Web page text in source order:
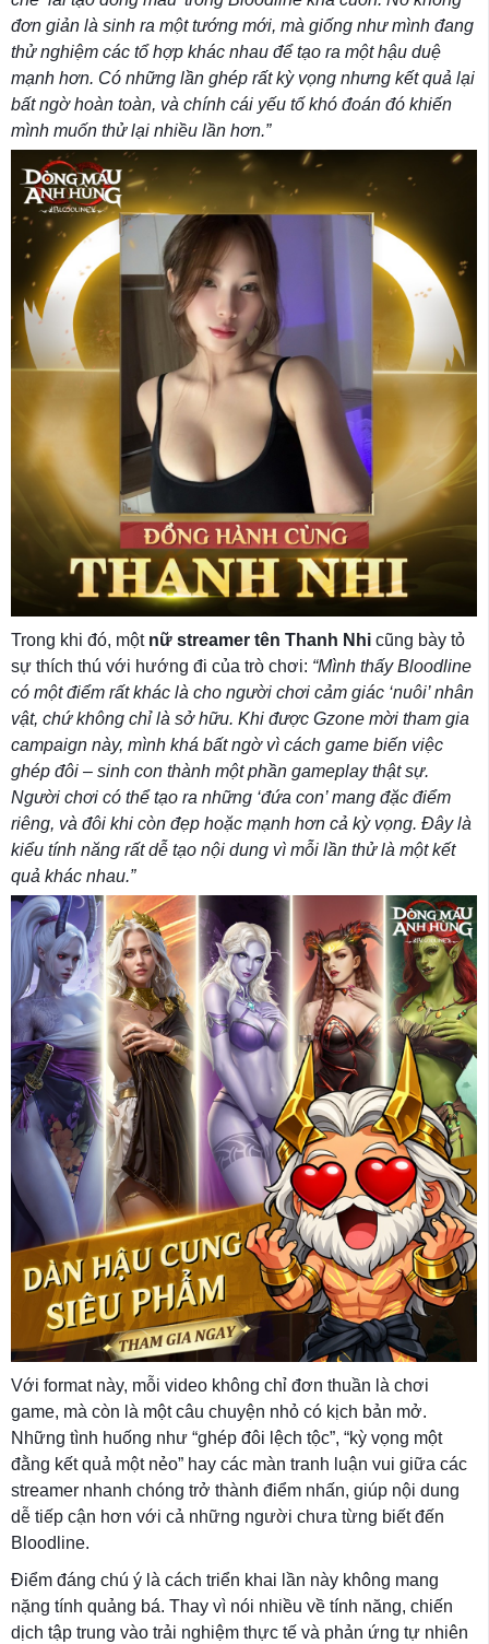
đơn giản là sinh ra một tướng mới, mà giống như mình đang
thử nghiệm các tổ hợp khác nhau để tạo ra một hậu duệ
mạnh hơn. Có những lần ghép rất kỳ vọng nhưng kết quả lại
bất ngờ hoàn toàn, và chính cái yếu tố khó đoán đó khiến
mình muốn thử lại nhiều lần hơn.”
Trong khi đó, một nữ streamer tên Thanh Nhi cũng bày tỏ
sự thích thú với hướng đi của trò chơi: “Mình thấy Bloodline
có một điểm rất khác là cho người chơi cảm giác ‘nuôi’ nhân
vật, chứ không chỉ là sở hữu. Khi được Gzone mời tham gia
campaign này, mình khá bất ngờ vì cách game biến việc
ghép đôi – sinh con thành một phần gameplay thật sự.
Người chơi có thể tạo ra những ‘đứa con’ mang đặc điểm
riêng, và đôi khi còn đẹp hoặc mạnh hơn cả kỳ vọng. Đây là
kiểu tính năng rất dễ tạo nội dung vì mỗi lần thử là một kết
quả khác nhau.”
Với format này, mỗi video không chỉ đơn thuần là chơi
game, mà còn là một câu chuyện nhỏ có kịch bản mở.
Những tình huống như “ghép đôi lệch tộc”, “kỳ vọng một
đằng kết quả một nẻo” hay các màn tranh luận vui giữa các
streamer nhanh chóng trở thành điểm nhấn, giúp nội dung
dễ tiếp cận hơn với cả những người chưa từng biết đến
Bloodline.
Điểm đáng chú ý là cách triển khai lần này không mang
nặng tính quảng bá. Thay vì nói nhiều về tính năng, chiến
dịch tập trung vào trải nghiệm thực tế và phản ứng tự nhiên